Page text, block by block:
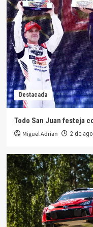
4
Destacada
Otra
del TN
5
Destacada
Pedro
C2
1
Todo
2
Destacada
Triunfo
Finlandia
Destacada
Todo San Juan festeja
Miguel Adrian 2 de